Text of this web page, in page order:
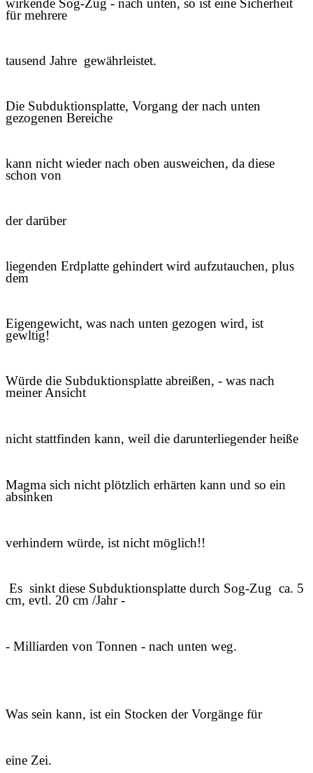
wirkende Sog-Zug - nach unten, so ist eine Sicherheit
für mehrere
tausend Jahre gewährleistet.
Die Subduktionsplatte, Vorgang der nach unten
gezogenen Bereiche
kann nicht wieder nach oben ausweichen, da diese
schon von
der darüber
liegenden Erdplatte gehindert wird aufzutauchen, plus
dem
Eigengewicht, was nach unten gezogen wird, ist
gewltig!
Würde die Subduktionsplatte abreißen, - was nach
meiner Ansicht
nicht stattfinden kann, weil die darunterliegender heiße
Magma sich nicht plötzlich erhärten kann und so ein
absinken
verhindern würde, ist nicht möglich!!
Es sinkt diese Subduktionsplatte durch Sog-Zug ca. 5
cm, evtl. 20 cm /Jahr -
- Milliarden von Tonnen - nach unten weg.
Was sein kann, ist ein Stocken der Vorgänge für
eine Zei.